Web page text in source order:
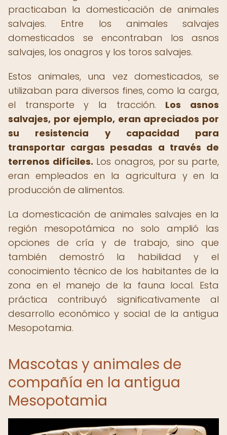
practicaban la domesticación de animales
salvajes. Entre los animales salvajes
domesticados se encontraban los asnos
salvajes, los onagros y los toros salvajes.
Estos animales, una vez domesticados, se
utilizaban para diversos fines, como la carga,
el transporte y la tracción. Los asnos
salvajes, por ejemplo, eran apreciados por
su resistencia y capacidad para
transportar cargas pesadas a través de
terrenos difíciles. Los onagros, por su parte,
eran empleados en la agricultura y en la
producción de alimentos.
La domesticación de animales salvajes en la
región mesopotámica no solo amplió las
opciones de cría y de trabajo, sino que
también demostró la habilidad y el
conocimiento técnico de los habitantes de la
zona en el manejo de la fauna local. Esta
práctica contribuyó significativamente al
desarrollo económico y social de la antigua
Mesopotamia.
Mascotas y animales de
compañía en la antigua
Mesopotamia